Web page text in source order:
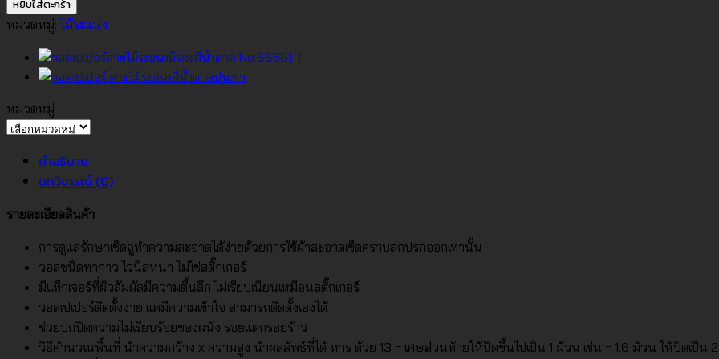
ลายไม้
สี
น้ำตาล
ส้ม
No.74012-
ชิ้น
หยิบใส่ตะกร้า
หมวดหมู่:ไม้ระแนง
หมวดหมู่
หมวด
คำอธิบาย
บทวิจารณ์ (0)
รายละเอียดสินค้า
การดูแลรักษาเช็ดถูทำความสะอาดได้ง่ายด้วยการใช้ผ้าสะอาดเช็ดคราบสกปรกออกเท่านั้น
วอลชนิดทากาว ไวนิลหนา ไม่ใช่สติ๊กเกอร์
มีแท็กเจอร์ที่ผิวสัมผัสมีความตื้นลึก ไม่เรียบเนียนเหมือนสติ๊กเกอร์
วอลเปเปอร์ติดตั้งง่าย แค่มีความเข้าใจ สามารถติดตั้งเองได้
ช่วยปกปิดความไม่เรียบร้อยของผนัง รอยแตกรอยร้าว
วิธีคำนวณพื้นที่ นำความกว้าง x ความสูง นำผลลัพธ์ที่ได้ หาร ด้วย 13 = เศษส่วนท้ายให้ปัดขึ้นไปเป็น 1 ม้วน เช่น = 1.6 ม้วน ให้ปัดเป็น